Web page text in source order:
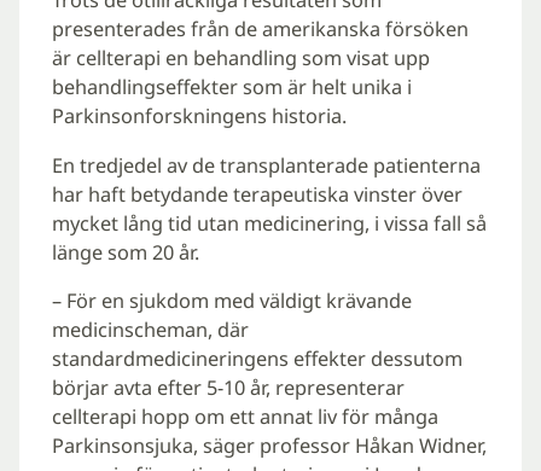
presenterades från de amerikanska försöken
är cellterapi en behandling som visat upp
behandlingseffekter som är helt unika i
Parkinsonforskningens historia.
En tredjedel av de transplanterade patienterna
har haft betydande terapeutiska vinster över
mycket lång tid utan medicinering, i vissa fall så
länge som 20 år.
– För en sjukdom med väldigt krävande
medicinscheman, där
standardmedicineringens effekter dessutom
börjar avta efter 5-10 år, representerar
cellterapi hopp om ett annat liv för många
Parkinsonsjuka, säger professor Håkan Widner,